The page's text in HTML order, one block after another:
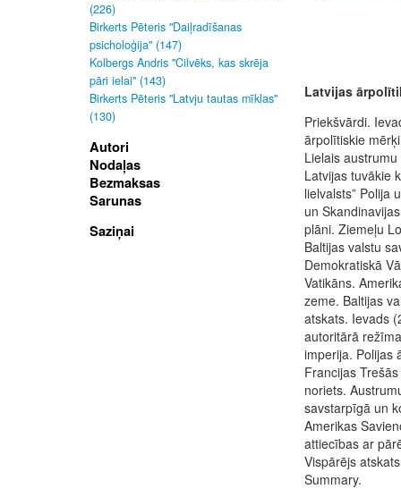
(226)
Birkerts Pēteris "Daiļradīšanas
psicholoģija" (147)
Kolbergs Andris "Cilvēks, kas skrēja
pāri ielai" (143)
Birkerts Pēteris "Latvju tautas mīklas"
(130)
Autori
Nodaļas
Bezmaksas
Sarunas
Saziņai
Latvijas
Priekšvārdi.
ārpolītiskie
Lielais
Latvijas tuvākie
lielvalsts” Polija
un
plāni. Ziemeļu
Baltijas valstu
Demokratiskā
Vatikāns.
zeme. Baltijas
atskats. Ievads
autoritārā
imperija. Polijas
Francijas
noriets.
savstarpīgā un
Amerikas
attiecības ar
Vispārējs
Summary.